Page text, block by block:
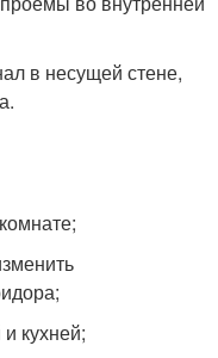
в несущей стене,
кухней;